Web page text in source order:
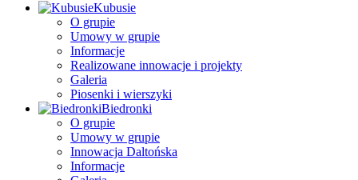
Kubusie
O grupie
Umowy w grupie
Informacje
Realizowane innowacje i projekty
Galeria
Piosenki i wierszyki
Biedronki
O grupie
Umowy w grupie
Innowacja Daltońska
Informacje